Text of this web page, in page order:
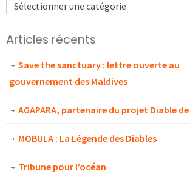
Articles récents
Save the sanctuary : lettre ouverte au
gouvernement des Maldives
AGAPARA, partenaire du projet Diable
MOBULA : La Légende des Diables
Tribune pour l’océan